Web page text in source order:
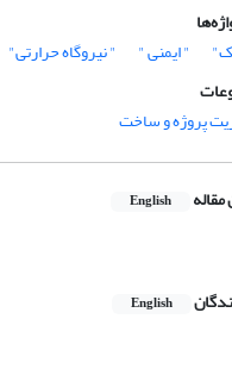
" ایمنی " " نیروگاه حرارتی"
پروژه و ساخت
English
English